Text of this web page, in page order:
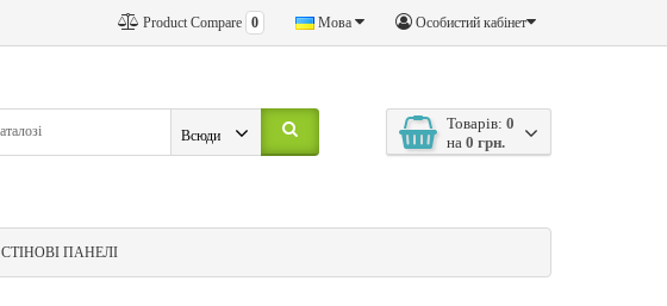
Особистий кабінет
Мова
Product Compare 0
Товарів: 0
на 0 грн.
Всюди
СТІНОВІ ПАНЕЛІ